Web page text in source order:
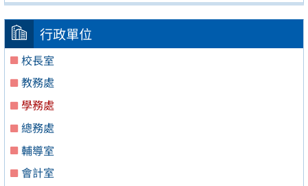
行政單位
校長室
教務處
學務處
總務處
輔導室
會計室